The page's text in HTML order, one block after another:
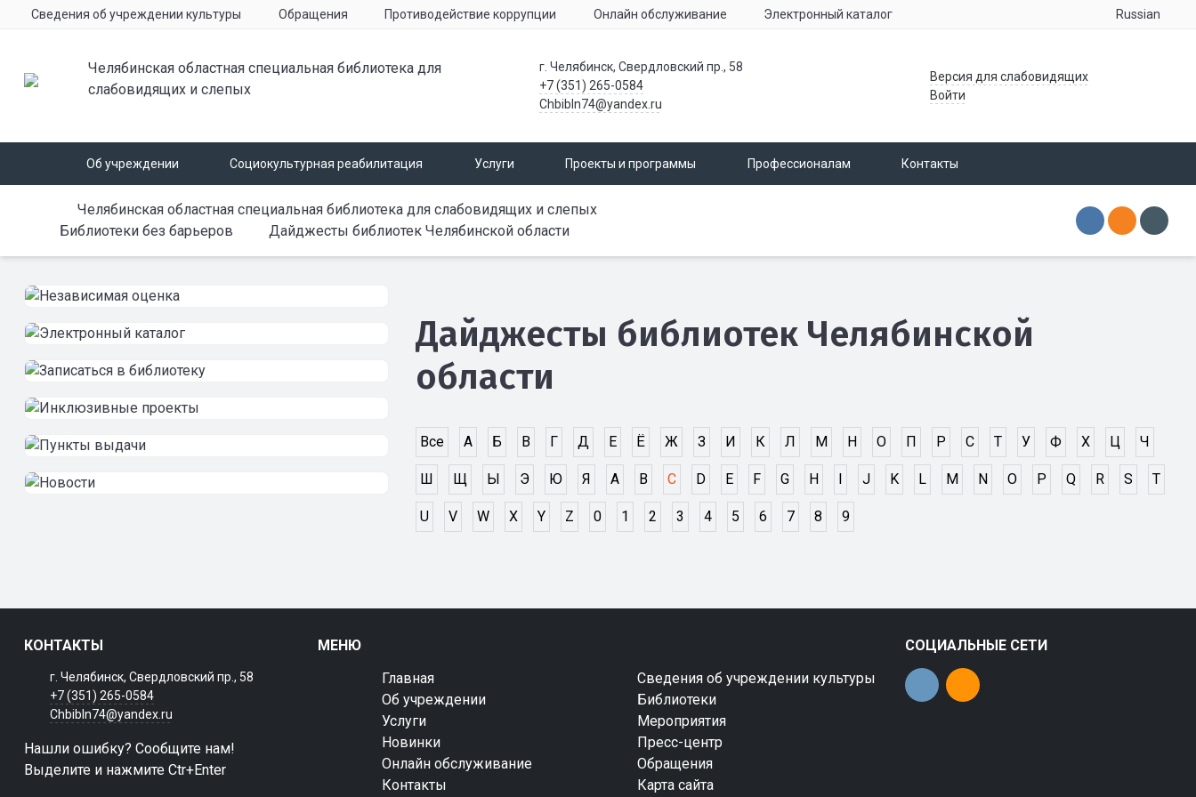
Сведения об учреждении культуры Обращения Противодействие коррупции Онлайн обслуживание Электронный каталог Russian
Челябинская областная специальная библиотека для
слабовидящих и слепых
г. Челябинск, Свердловский пр., 58
+7 (351) 265-0584
Chbibln74@yandex.ru
Версия для слабовидящих
Войти
Об учреждении Социокультурная реабилитация Услуги Проекты и программы Профессионалам Контакты
Челябинская областная специальная библиотека для слабовидящих и слепых
Библиотеки без барьеров
Дайджесты библиотек Челябинской области
Дайджесты библиотек Челябинской
области
Все А Б В Г Д Е Ё Ж З И К Л М Н О П Р С Т У Ф Х Ц Ч
Ш Щ Ы Э Ю Я A B C D E F G H I J K L M N O P Q R S T
U V W X Y Z 0 1 2 3 4 5 6 7 8 9
КОНТАКТЫ
г. Челябинск, Свердловский пр., 58
+7 (351) 265-0584
Chbibln74@yandex.ru
Нашли ошибку? Сообщите нам!
Выделите и нажмите Ctr+Enter
МЕНЮ
Главная
Сведения об учреждении культуры
Об учреждении
Библиотеки
Услуги
Мероприятия
Новинки
Пресс-центр
Онлайн обслуживание
Обращения
Контакты
Карта сайта
СОЦИАЛЬНЫЕ СЕТИ